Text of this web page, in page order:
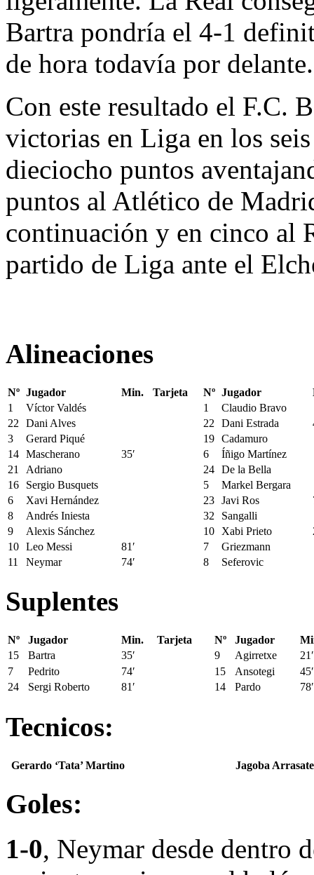
Bartra pondría el 4-1
de hora todavía por delante.
Con este resultado el F.C.
victorias en Liga en los
dieciocho puntos
puntos al Atlético de
continuación y en cinco al
partido de Liga ante el
Alineaciones
Nº Jugador Min. Tarjeta Nº Jugador
1
Víctor Valdés 1
Claudio Bravo
22
Dani Alves 22 Dani Estrada
3
Gerard Piqué 19 Cadamuro
14 Mascherano 35′ 6
Íñigo Martínez
21
Adriano 24 De la Bella
16
Sergio Busquets 5
Markel Bergara
6
Xavi Hernández 23 Javi Ros
8
Andrés Iniesta 32
Sangalli
9
Alexis Sánchez 10 Xabi Prieto
10 Leo Messi 81′ 7
Griezmann
11
Neymar 74′ 8 Seferovic
Suplentes
Nº Jugador Min. Tarjeta Nº Jugador
15
Bartra 35′ 9 Agirretxe
21′
7
Pedrito 74′ 15 Ansotegi
45′
24
Sergi Roberto 81′ 14 Pardo 78′
Tecnicos:
Gerardo ‘Tata’ Martino Jagoba Arrasate
Goles:
1-0, Neymar desde dentro